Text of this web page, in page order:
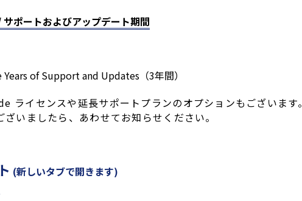
ポートおよびアップデート期間
Years of Support and Updates（3年間）
ライセンスや延長サポートプランのオプションもございます。
いましたら、あわせてお知らせください。
(新しいタブで開きます)